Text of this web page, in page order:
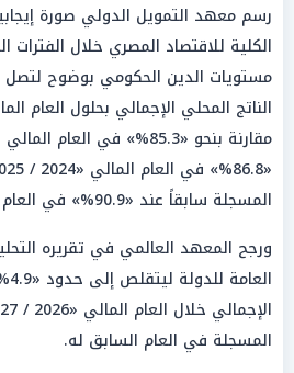
رسم معهد التمويل الدولي صورة
الكلية للاقتصاد المصري خلال الفترات
المسجلة سابقاً عند «90.9%» في العام المالي «2023 / 2024».
ورجح المعهد العالمي في تقريره
المسجلة في العام السابق له.